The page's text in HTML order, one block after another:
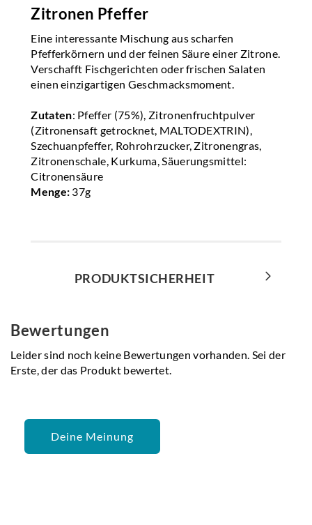
Zitronen Pfeffer
Eine interessante Mischung aus scharfen
Pfefferkörnern und der feinen Säure einer Zitrone.
Verschafft Fischgerichten oder frischen Salaten
einen einzigartigen Geschmacksmoment.
Zutaten: Pfeffer (75%), Zitronenfruchtpulver
(Zitronensaft getrocknet, MALTODEXTRIN),
Szechuanpfeffer, Rohrohrzucker, Zitronengras,
Zitronenschale, Kurkuma, Säuerungsmittel:
Citronensäure
Menge: 37g
PRODUKTSICHERHEIT
Bewertungen
Leider sind noch keine Bewertungen vorhanden. Sei der
Erste, der das Produkt bewertet.
Deine Meinung